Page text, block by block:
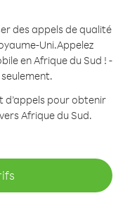
des appels de qualité
Uni.Appelez
en Afrique du Sud ! -
d’appels pour obtenir
Afrique du Sud.